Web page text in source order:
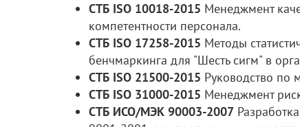
СТБ ISO 10018-2015 Менеджмент
компетентности персонала.
СТБ ISO 17258-2015 Методы
бенчмаркинга для "Шесть сигм" в
СТБ ISO 21500-2015 Руководство по
СТБ ISO 31000-2015 Менеджмент
СТБ ИСО/МЭК 90003-2007